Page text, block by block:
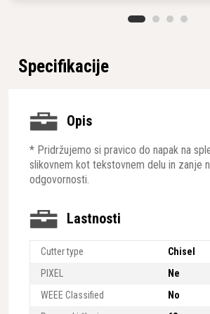
Specifikacije
Opis
* Pridržujemo si pravico do napak na
slikovnem kot tekstovnem delu in zanje
odgovornosti.
Lastnosti
Cutter type
Chisel
PIXEL
Ne
WEEE Classified
No